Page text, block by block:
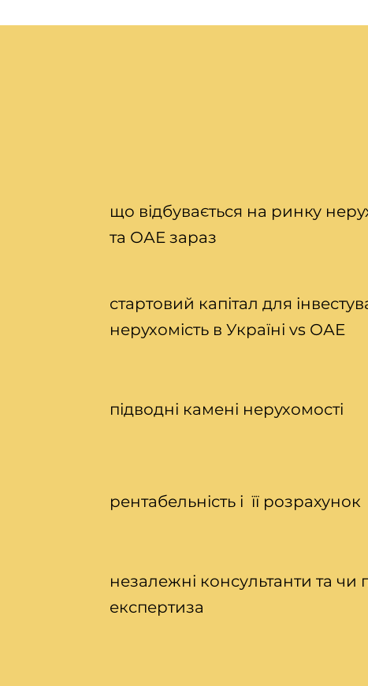
що відбувається на ринку
та ОАЕ зараз
стартовий капітал для
нерухомість в Україні vs ОАЕ
підводні камені нерухомості
рентабельність і її розрахунок
незалежні консультанти та чи
експертиза